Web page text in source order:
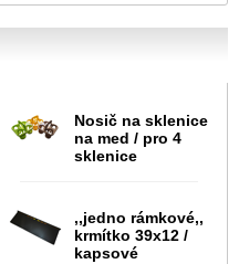
Nosič na sklenice
na med / pro 4
sklenice
,,jedno rámkové,,
krmítko 39x12 /
kapsové